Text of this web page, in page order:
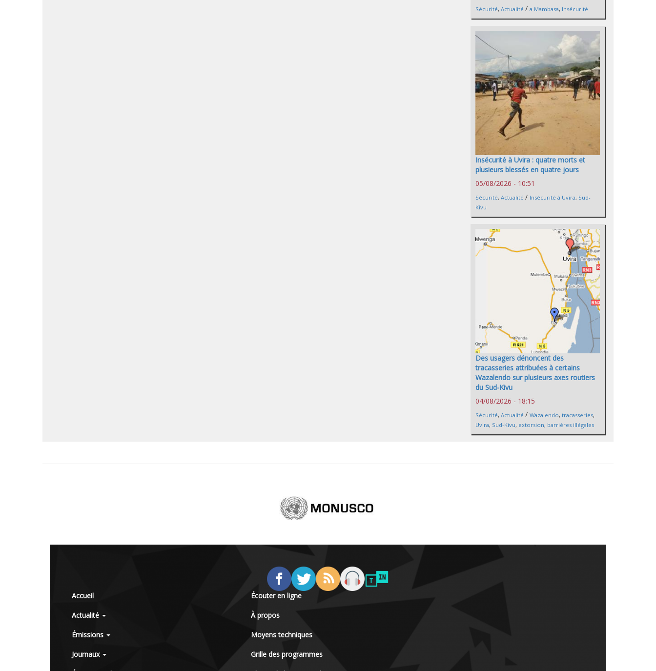
Sécurité, Actualité / a Mambasa, Insécurité
Insécurité à Uvira : quatre morts et
plusieurs blessés en quatre jours
05/08/2026 - 10:51
Sécurité, Actualité / Insécurité à Uvira, Sud-
Kivu
Des usagers dénoncent des
tracasseries attribuées à certains
Wazalendo sur plusieurs axes routiers
du Sud-Kivu
04/08/2026 - 18:15
Sécurité, Actualité / Wazalendo, tracasseries,
Uvira, Sud-Kivu, extorsion, barrières illégales
Accueil
Actualité
Émissions
Journaux
Écouter en ligne
À propos
Moyens techniques
Grille des programmes